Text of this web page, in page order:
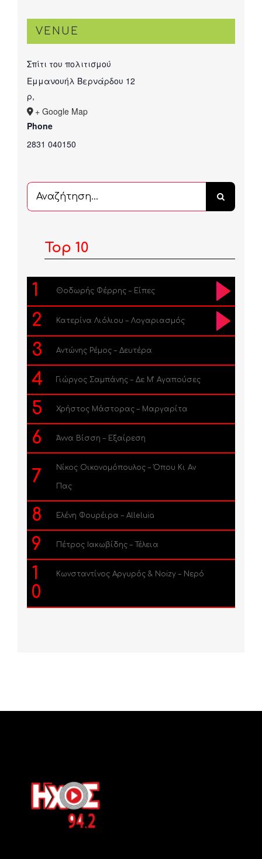
VENUE
Σπίτι του πολιτισμού
Εμμανουήλ Βερνάρδου 12
ρ,
+ Google Map
Phone
2831 040150
Αναζήτηση
...
Top 10
1 Θοδωρής Φέρρης – Είπες
2 Κατερίνα Λιόλιου – Λογαριασμός
3 Αντώνης Ρέμος – Δευτέρα
4 Γιώργος Σαμπάνης – Δε Μ’ Αγαπούσες
5 Χρήστος Μάστορας – Μαργαρίτα
6 Άννα Βίσση – Εξαίρεση
7 Νίκος Οικονομόπουλος – Όπου Κι Αν
Πας
8 Ελένη Φουρέιρα – Alleluia
9 Πέτρος Ιακωβίδης – Τέλεια
1
0
Κωνσταντίνος Αργυρός & Noizy – Νερό